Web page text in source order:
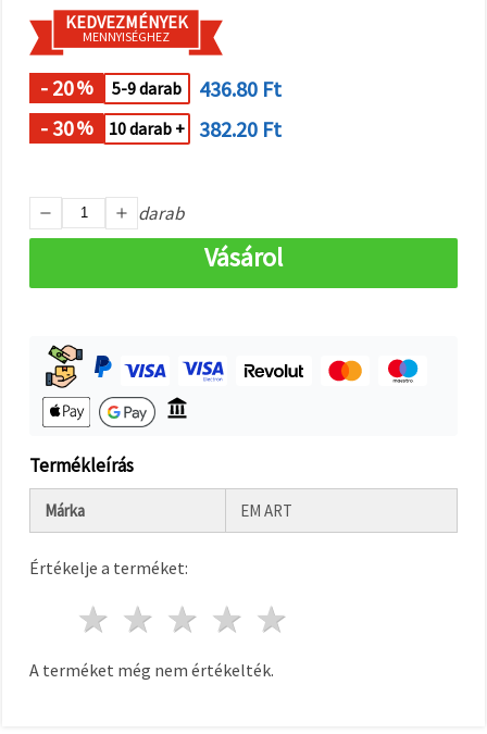
preferenciáit
az adott
típusú sütik
"Mentés"
gombra
kattintva.
el
mindet
KEDVEZMÉNYEK
MENNYISÉGHEZ
- 20% 5-9 darab
436.80 Ft
- 30% 10 darab + 382.20 Ft
darab
Vásárol
Termékleírás
Márka EM ART
Értékelje a terméket:
4 csillagok
3 csillagok
2 csillagok
1 csillag
A terméket még nem értékelték.